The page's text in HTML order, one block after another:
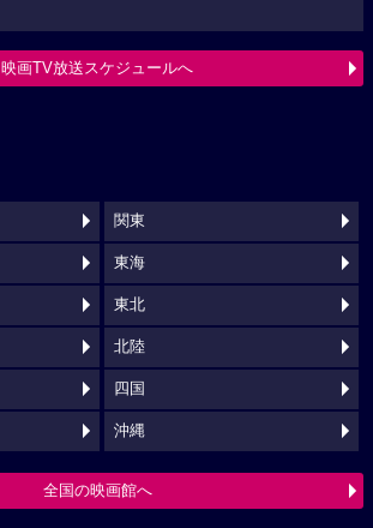
映画TV放送スケジュールへ
関東
東海
東北
北陸
四国
沖縄
全国の映画館へ